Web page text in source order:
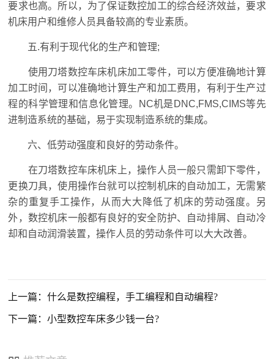
要求也高。所以，为了保证数控加工的综合经济效益，要求
机床用户和维修人员具备较高的专业素质。
五.有利于现代化的生产和管理;
使用刀塔数控车床机床加工零件，可以方便准确地计算
加工时间，可以准确地计算生产和加工费用，有利于生产过
程的科学管理和信息化管理。NC机是DNC,FMS,CIMS等先
进制造系统的基础，易于实现制造系统的集成。
六、低劳动强度和良好的劳动条件。
在刀塔数控车床机床上，操作人员一般只需卸下零件，
更换刀具，使用操作台就可以控制机床的自动加工，无需繁
杂的重复手工操作，从而大大降低了机床的劳动强度。另
外，数控机床一般都有良好的安全防护、自动排屑、自动冷
却和自动润滑装置，操作人员的劳动条件可以大大改善。
上一篇：什么是数控编程，手工编程和自动编程?
下一篇：小型数控车床多少钱一台?